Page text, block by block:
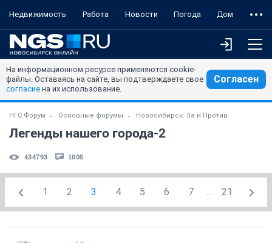
Недвижимость Работа Новости Погода Дом
На информационном ресурсе применяются cookie-
файлы. Оставаясь на сайте, вы подтверждаете свое
согласие на их использование.
Согласен
НГС.Форум Основные форумы Новосибирск: За и Против
Легенды нашего города-2
434793 1005
1 2 3 4 5 6 7 ... 21